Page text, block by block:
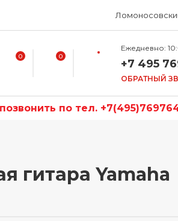
0 0
Ежедневно:
+7 495
ОБРАТНЫЙ
по тел.
гитара Yamaha